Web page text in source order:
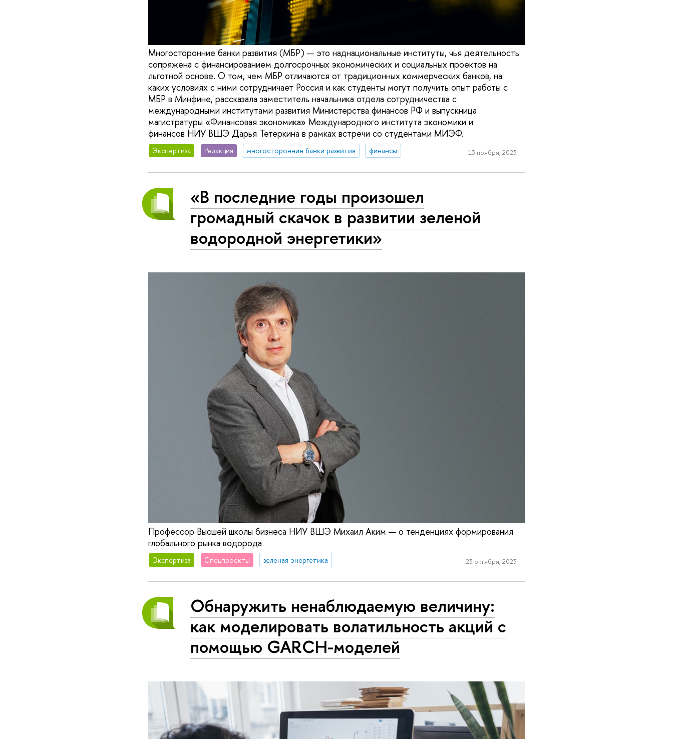
Многосторонние банки развития (МБР) — это наднациональные институты, чья деятельность
сопряжена с финансированием долгосрочных экономических и социальных проектов на
льготной основе. О том, чем МБР отличаются от традиционных коммерческих банков, на
каких условиях с ними сотрудничает Россия и как студенты могут получить опыт работы с
МБР в Минфине, рассказала заместитель начальника отдела сотрудничества с
международными институтами развития Министерства финансов РФ и выпускница
магистратуры «Финансовая экономика» Международного института экономики и
финансов НИУ ВШЭ Дарья Тетеркина в рамках встречи со студентами МИЭФ.
Экспертиза Редакция многосторонние банки развития финансы 13 ноября, 2023 г.
«В последние годы произошел
громадный скачок в развитии зеленой
водородной энергетики»
Профессор Высшей школы бизнеса НИУ ВШЭ Михаил Аким — о тенденциях формирования
глобального рынка водорода
Экспертиза Спецпроекты зеленая энергетика 23 октября, 2023 г.
Обнаружить ненаблюдаемую величину:
как моделировать волатильность акций с
помощью GARCH-моделей